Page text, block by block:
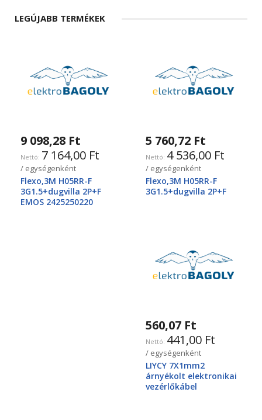
LEGÚJABB TERMÉKEK
9 098,28 Ft
7 164,00 Ft
/ egységenként
Flexo,3M H05RR-F
3G1.5+dugvilla 2P+F
EMOS 2425250220
5 760,72 Ft
4 536,00 Ft
/ egységenként
Flexo,3M H05RR-F
3G1.5+dugvilla 2P+F
560,07 Ft
441,00 Ft
/ egységenként
LIYCY 7X1mm2
árnyékolt elektronikai
vezérlőkábel